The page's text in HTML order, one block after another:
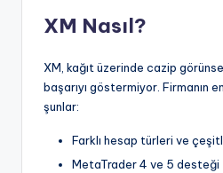
XM Nasıl?
XM, kağıt üzerinde cazip
başarıyı göstermiyor. Firmanın
şunlar:
Farklı hesap türleri ve
MetaTrader 4 ve 5 desteği